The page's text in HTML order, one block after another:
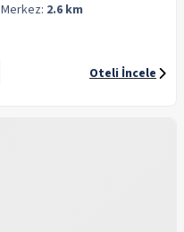
Merkez: 2.6 km
Oteli İncele